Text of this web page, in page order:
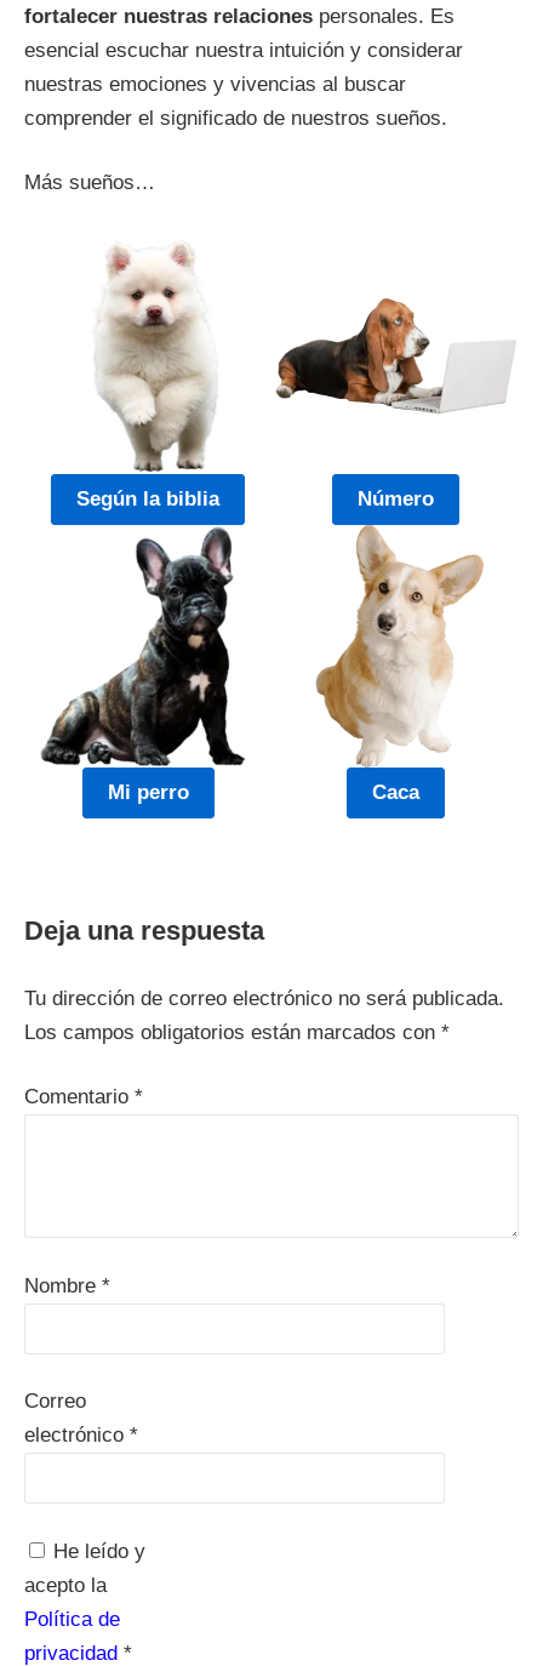
fortalecer nuestras relaciones personales. Es
esencial escuchar nuestra intuición y considerar
nuestras emociones y vivencias al buscar
comprender el significado de nuestros sueños.
Más sueños…
Según la biblia Número
Mi perro Caca
Deja una respuesta
Tu dirección de correo electrónico no será publicada.
Los campos obligatorios están marcados con *
Comentario *
Nombre *
Correo
electrónico *
He leído y
acepto la
Política de
privacidad *